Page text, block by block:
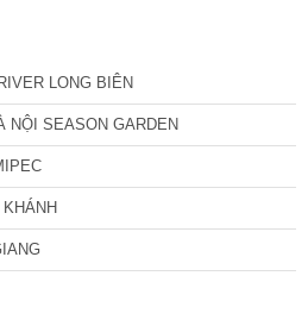
LONG BIÊN
NỘI SEASON GARDEN